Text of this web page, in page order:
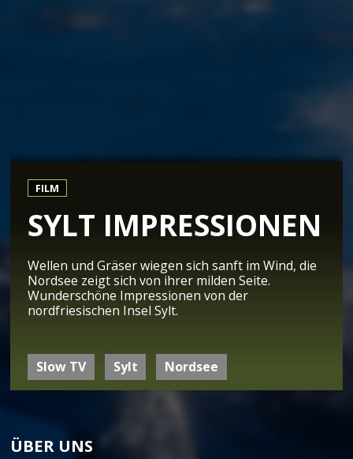
FILM
SYLT IMPRESSIONEN
Wellen und Gräser wiegen sich sanft im Wind, die
Nordsee zeigt sich von ihrer milden Seite.
Wunderschöne Impressionen von der
nordfriesischen Insel Sylt.
Slow TV Sylt Nordsee
ÜBER UNS